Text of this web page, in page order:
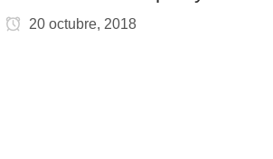
20 octubre, 2018